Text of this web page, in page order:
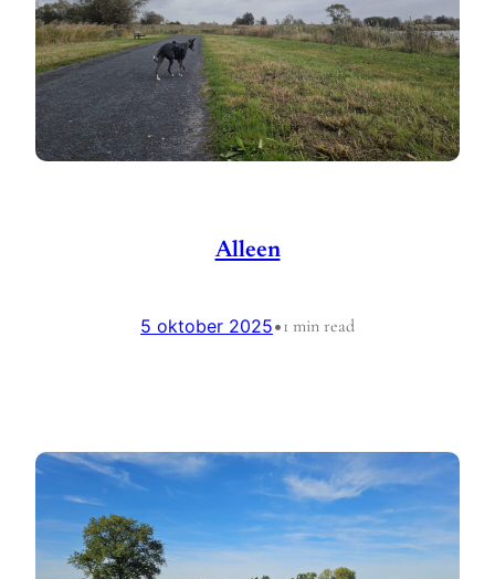
Alleen
5 oktober 2025•1 min read